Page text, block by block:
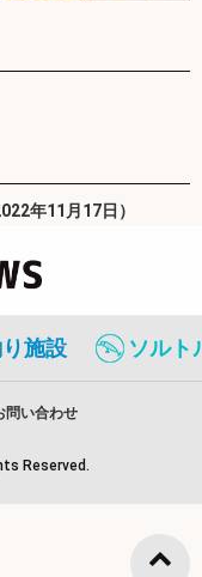
年11月17日）
施設 ソルト
問い合わせ
Reserved.